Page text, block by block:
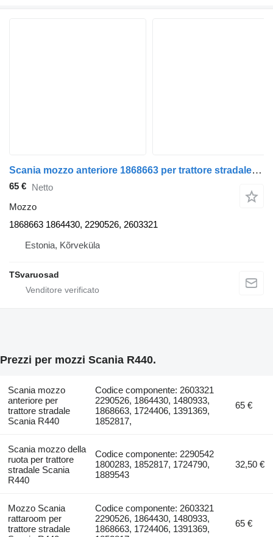
Scania mozzo anteriore 1868663 per trattore stradale Scania R440
65 € Netto
Mozzo
1868663 1864430, 2290526, 2603321
Estonia, Kõrveküla
TSvaruosad
Prezzi per mozzi Scania R440.
Scania mozzo
anteriore per
trattore stradale
Scania R440
Codice componente: 2603321
2290526, 1864430, 1480933,
1868663, 1724406, 1391369,
1852817,
65 €
Scania mozzo della
ruota per trattore
stradale Scania
R440
Codice componente: 2290542
1800283, 1852817, 1724790,
1889543
32,50 €
Mozzo Scania
rattaroom per
trattore stradale
Codice componente: 2603321
2290526, 1864430, 1480933,
1868663, 1724406, 1391369,
65 €